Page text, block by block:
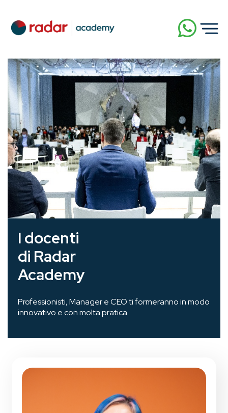
I docenti
di Radar
Academy
Professionisti, Manager e CEO ti formeranno in modo
innovativo e con molta pratica.